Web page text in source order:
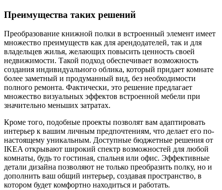
Преимущества таких решений
Преобразование книжной полки в встроенный элемент имеет
множество преимуществ как для арендодателей, так и для
владельцев жилья, желающих повысить ценность своей
недвижимости. Такой подход обеспечивает возможность
создания индивидуального облика, который придает комнате
более заметный и продуманный вид, без необходимости
полного ремонта. Фактически, это решение предлагает
множество визуальных эффектов встроенной мебели при
значительно меньших затратах.
Кроме того, подобные проекты позволят вам адаптировать
интерьер к вашим личным предпочтениям, что делает его по-
настоящему уникальным. Доступные бюджетные решения от
IKEA открывают широкий спектр возможностей для любой
комнаты, будь то гостиная, спальня или офис. Эффективные
детали дизайна позволяют не только преобразить полку, но и
дополнить ваш общий интерьер, создавая пространство, в
котором будет комфортно находиться и работать.